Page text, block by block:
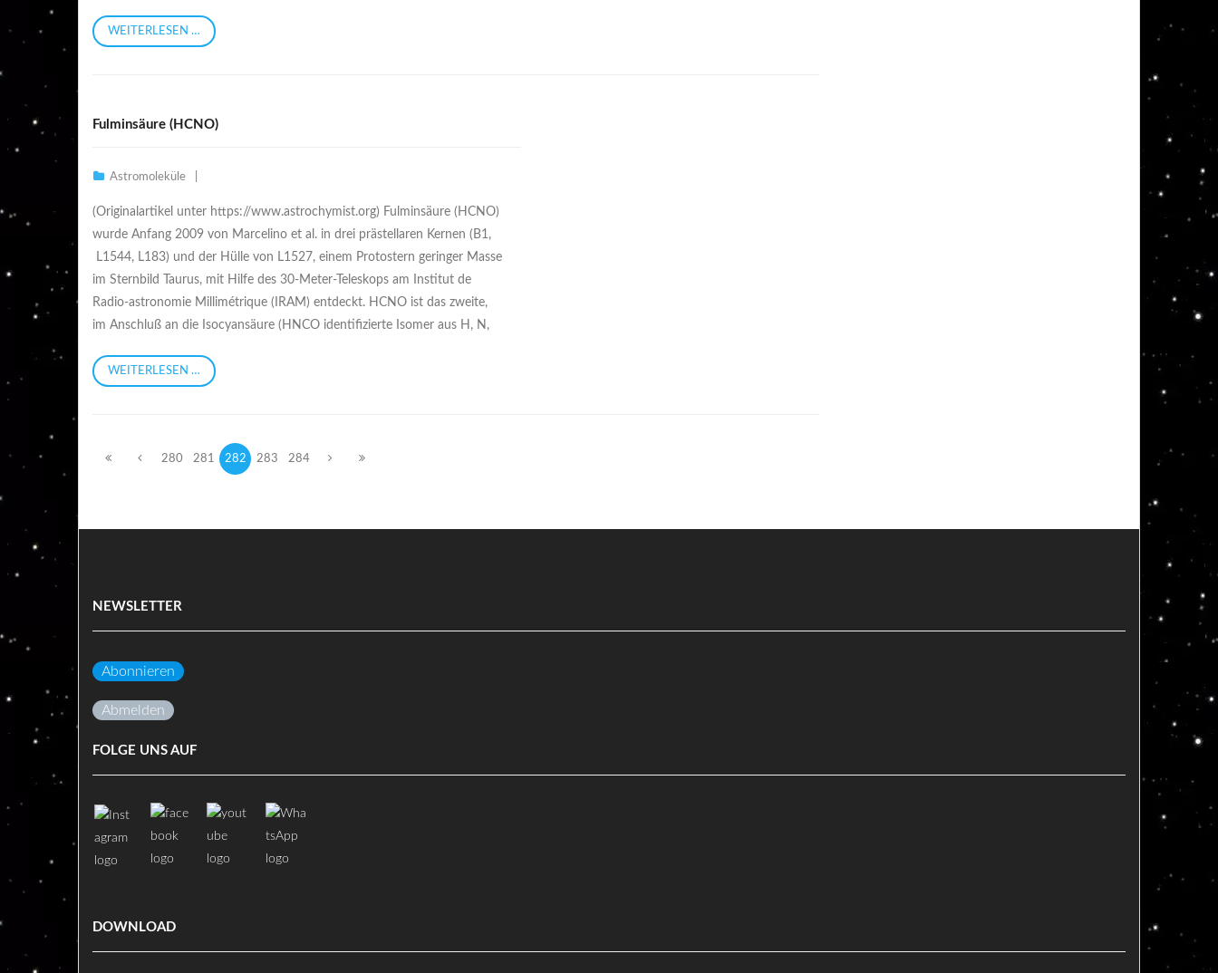
WEITERLESEN …
Fulminsäure (HCNO)
Astromoleküle
(Originalartikel unter https://www.astrochymist.org) Fulminsäure (HCNO)
wurde Anfang 2009 von Marcelino et al. in drei prästellaren Kernen (B1,
L1544, L183) und der Hülle von L1527, einem Protostern geringer Masse
im Sternbild Taurus, mit Hilfe des 30-Meter-Teleskops am Institut de
Radio-astronomie Millimétrique (IRAM) entdeckt. HCNO ist das zweite,
im Anschluß an die Isocyansäure (HNCO identifizierte Isomer aus H, N,
WEITERLESEN …
280 281 282 283 284
NEWSLETTER
Abonnieren
Abmelden
FOLGE UNS AUF
DOWNLOAD